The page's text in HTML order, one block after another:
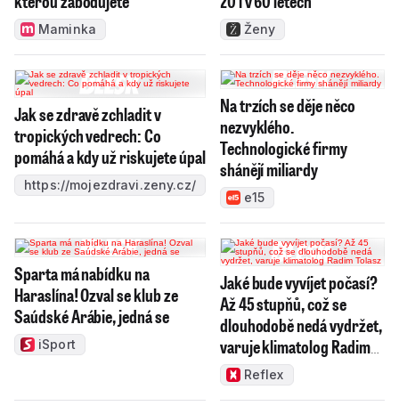
Maminka Ženy
Jak se zdravě zchladit v
tropických vedrech: Co
pomáhá a kdy už riskujete úpal
https://mojezdravi.zeny.cz/
Na trzích se děje něco
nezvyklého.
Technologické firmy
shánějí miliardy
e15
Sparta má nabídku na
Haraslína! Ozval se klub ze
Saúdské Arábie, jedná se
iSport
Jaké bude vyvíjet počasí?
Až 45 stupňů, což se
dlouhodobě nedá vydržet,
varuje klimatolog Radim
TolaszReflex